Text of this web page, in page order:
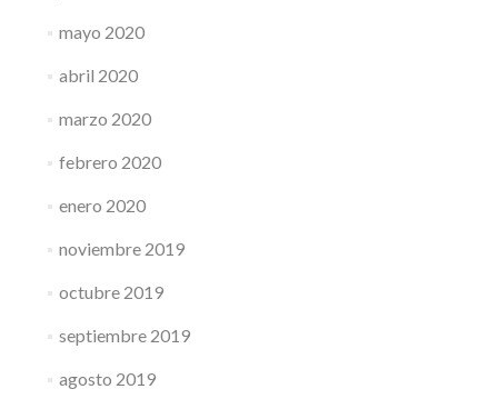
mayo 2020
abril 2020
marzo 2020
febrero 2020
enero 2020
noviembre 2019
octubre 2019
septiembre 2019
agosto 2019